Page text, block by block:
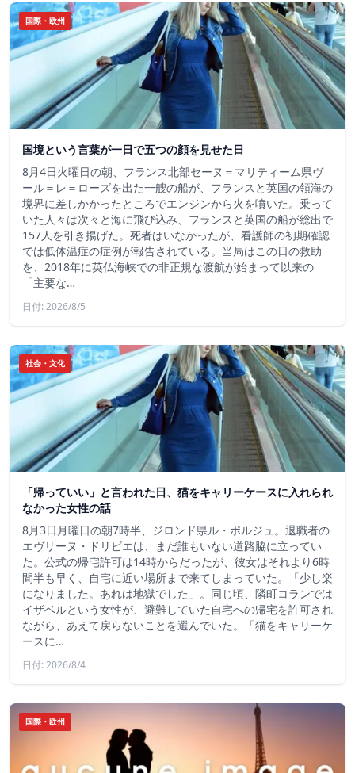
国際・欧州
国境という言葉が一日で五つの顔を見せた日
8月4日火曜日の朝、フランス北部セーヌ＝マリティーム県ヴ
ール＝レ＝ローズを出た一艘の船が、フランスと英国の領海の
境界に差しかかったところでエンジンから火を噴いた。乗って
いた人々は次々と海に飛び込み、フランスと英国の船が総出で
157人を引き揚げた。死者はいなかったが、看護師の初期確認
では低体温症の症例が報告されている。当局はこの日の救助
を、2018年に英仏海峡での非正規な渡航が始まって以来の
「主要な…
日付: 2026/8/5
社会・文化
「帰っていい」と言われた日、猫をキャリーケースに入れられ
なかった女性の話
8月3日月曜日の朝7時半、ジロンド県ル・ポルジュ。退職者の
エヴリーヌ・ドリビエは、まだ誰もいない道路脇に立ってい
た。公式の帰宅許可は14時からだったが、彼女はそれより6時
間半も早く、自宅に近い場所まで来てしまっていた。「少し楽
になりました。あれは地獄でした」。同じ頃、隣町コランでは
イザベルという女性が、避難していた自宅への帰宅を許可され
ながら、あえて戻らないことを選んでいた。「猫をキャリーケ
ースに…
日付: 2026/8/4
国際・欧州